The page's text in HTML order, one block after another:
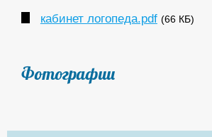
кабинет логопеда.pdf (66 КБ)
Фотографии